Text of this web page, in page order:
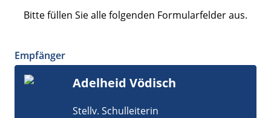
Bitte füllen Sie alle folgenden Formularfelder aus.
Empfänger
Adelheid Vödisch
Stellv. Schulleiterin